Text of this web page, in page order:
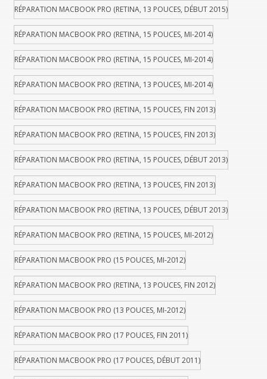
RÉPARATION MACBOOK PRO (RETINA, 13 POUCES, DÉBUT 2015)
RÉPARATION MACBOOK PRO (RETINA, 15 POUCES, MI-2014)
RÉPARATION MACBOOK PRO (RETINA, 15 POUCES, MI-2014)
RÉPARATION MACBOOK PRO (RETINA, 13 POUCES, MI-2014)
RÉPARATION MACBOOK PRO (RETINA, 15 POUCES, FIN 2013)
RÉPARATION MACBOOK PRO (RETINA, 15 POUCES, FIN 2013)
RÉPARATION MACBOOK PRO (RETINA, 15 POUCES, DÉBUT 2013)
RÉPARATION MACBOOK PRO (RETINA, 13 POUCES, FIN 2013)
RÉPARATION MACBOOK PRO (RETINA, 13 POUCES, DÉBUT 2013)
RÉPARATION MACBOOK PRO (RETINA, 15 POUCES, MI-2012)
RÉPARATION MACBOOK PRO (15 POUCES, MI-2012)
RÉPARATION MACBOOK PRO (RETINA, 13 POUCES, FIN 2012)
RÉPARATION MACBOOK PRO (13 POUCES, MI-2012)
RÉPARATION MACBOOK PRO (17 POUCES, FIN 2011)
RÉPARATION MACBOOK PRO (17 POUCES, DÉBUT 2011)